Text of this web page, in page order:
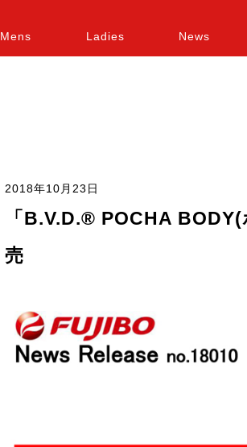
Mens Ladies News
2018年10月23日
「B.V.D.® POCHA
売